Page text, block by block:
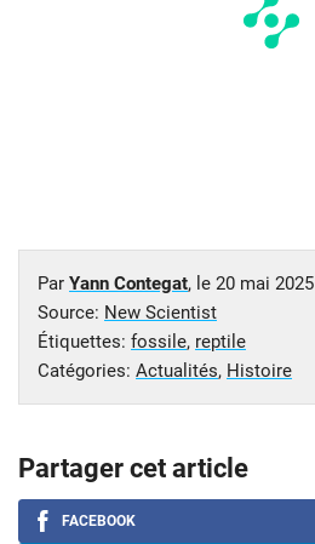
Par Yann Contegat, le 20 mai 2025
Source: New Scientist
Étiquettes: fossile, reptile
Catégories: Actualités, Histoire
Partager cet article
FACEBOOK